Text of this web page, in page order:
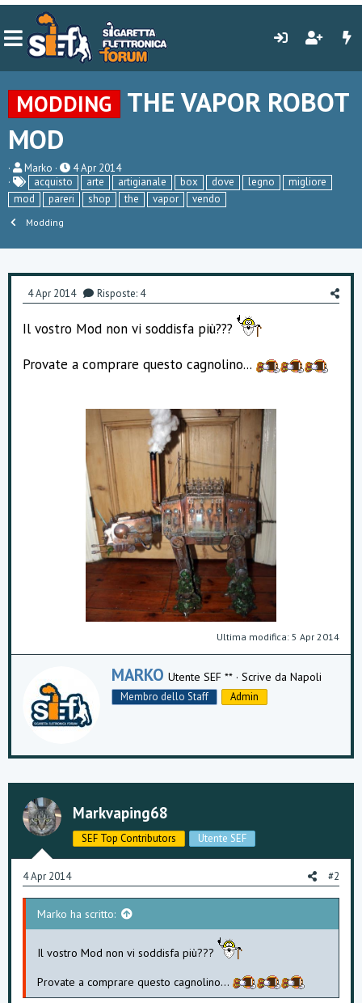
MODDING
THE VAPOR ROBOT
MOD
C
r
e
a
D
u
s
i
Marko
D
a
t
a
i
i
4 Apr 2014
acquisto
arte artigianale box dove legno
migliore
mod
pareri shop the vapor vendo
Modding
4 Apr 2014 Risposte: 4
Il vostro Mod non vi soddisfa più???
Provate a comprare questo cagnolino...
Ultima modifica: 5 Apr 2014
W
r
n
y
MARKO Utente SEF ** · Scrive da Napoli
Membro dello Staff Admin
Markvaping68
SEF Top Contributors Utente SEF
4 Apr 2014 #2
Marko ha scritto:
Il vostro Mod non vi soddisfa più???
Provate a comprare questo cagnolino...